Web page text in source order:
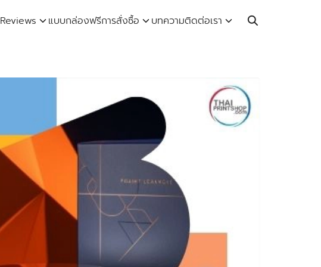
Reviews แบบกล่องฟรีการสั่งซื้อ บทความติดต่อเรา